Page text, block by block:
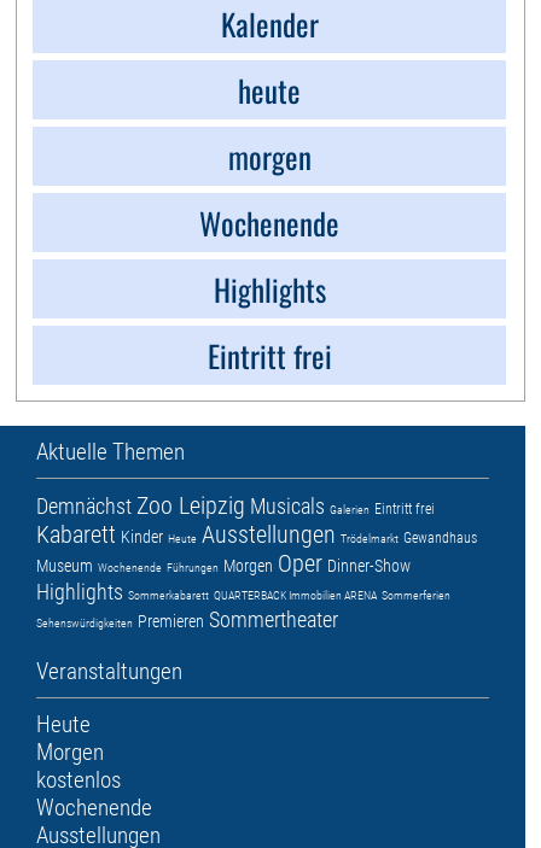
Kalender
heute
morgen
Wochenende
Highlights
Eintritt frei
Aktuelle Themen
Demnächst Zoo Leipzig Musicals Galerien Eintritt frei
Kabarett Kinder Heute Ausstellungen Trödelmarkt Gewandhaus
Museum Wochenende Führungen Morgen Oper Dinner-Show
Highlights Sommerkabarett QUARTERBACK Immobilien ARENA Sommerferien
Sehenswürdigkeiten Premieren Sommertheater
Veranstaltungen
Heute
Morgen
kostenlos
Wochenende
Ausstellungen